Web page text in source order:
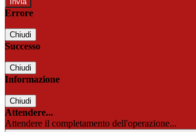
Errore
Chiudi
Successo
Chiudi
Informazione
Chiudi
Attendere...
Attendere il completamento dell'operazione...